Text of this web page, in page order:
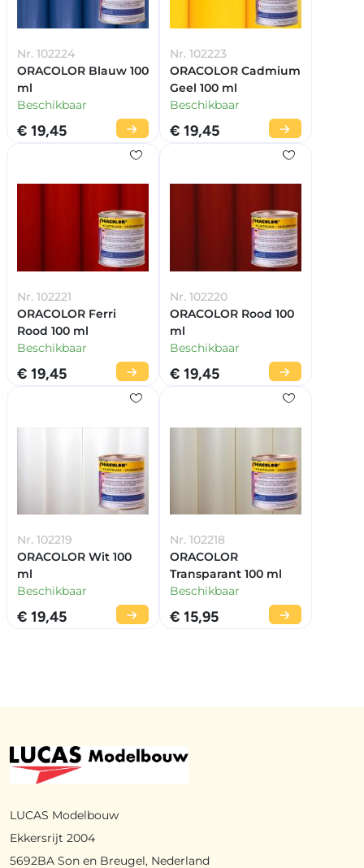
Nr. 102224
ORACOLOR Blauw 100
ml
Beschikbaar
€ 19,45
Nr. 102223
ORACOLOR Cadmium
Geel 100 ml
Beschikbaar
€ 19,45
Nr. 102221
ORACOLOR Ferri
Rood 100 ml
Beschikbaar
€ 19,45
Nr. 102220
ORACOLOR Rood 100
ml
Beschikbaar
€ 19,45
Nr. 102219
ORACOLOR Wit 100
ml
Beschikbaar
€ 19,45
Nr. 102218
ORACOLOR
Transparant 100 ml
Beschikbaar
€ 15,95
LUCAS Modelbouw
Ekkersrijt 2004
5692BA Son en Breugel, Nederland